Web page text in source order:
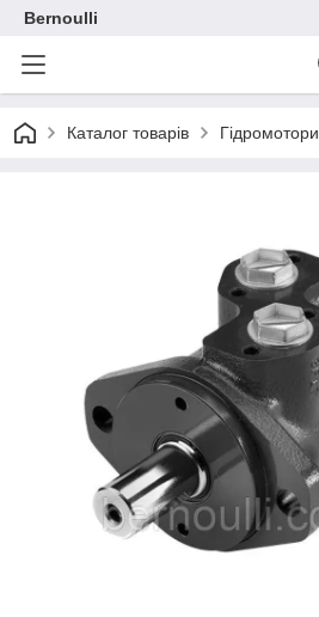
Bernoulli
Каталог товарів Гідромотори